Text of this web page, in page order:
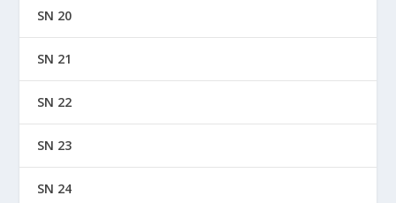
SN 20
SN 21
SN 22
SN 23
SN 24